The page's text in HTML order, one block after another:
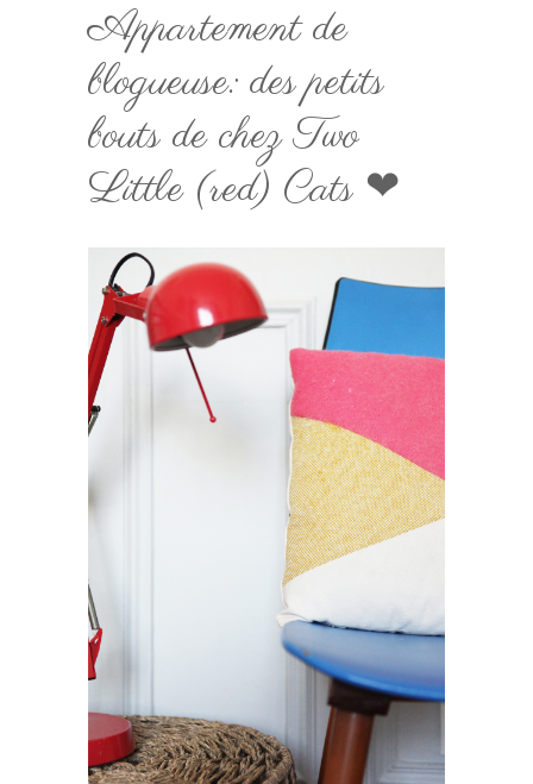
Appartement de
blogueuse: des petits
bouts de chez Two
Little (red) Cats ❤